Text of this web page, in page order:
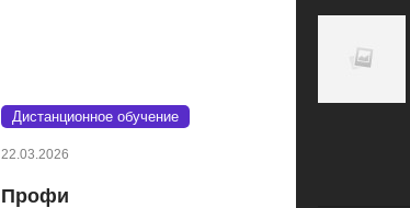
Дистанционное обучение
22.03.2026
Профи